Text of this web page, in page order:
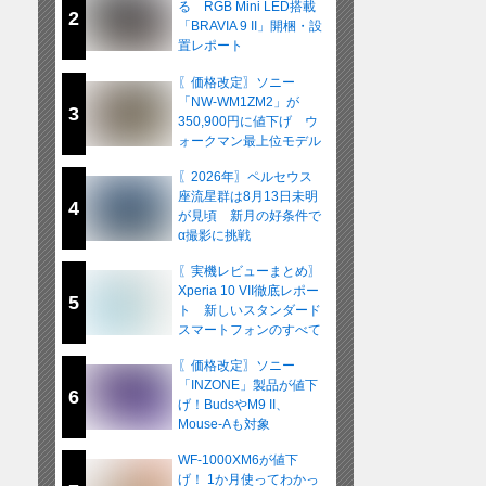
2
る RGB Mini LED搭載
「BRAVIA 9 II」開梱・設
置レポート
3
〖価格改定〗ソニー
「NW-WM1ZM2」が
350,900円に値下げ ウ
ォークマン最上位モデル
4
〖2026年〗ペルセウス
座流星群は8月13日未明
が見頃 新月の好条件で
α撮影に挑戦
5
〖実機レビューまとめ〗
Xperia 10 VII徹底レポー
ト 新しいスタンダード
スマートフォンのすべて
6
〖価格改定〗ソニー
「INZONE」製品が値下
げ！BudsやM9 II、
Mouse-Aも対象
WF-1000XM6が値下
げ！ 1か月使ってわかっ